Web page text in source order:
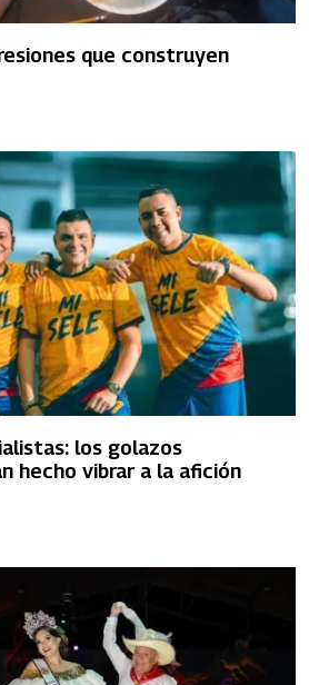
que construyen
los golazos
hecho vibrar a la afición